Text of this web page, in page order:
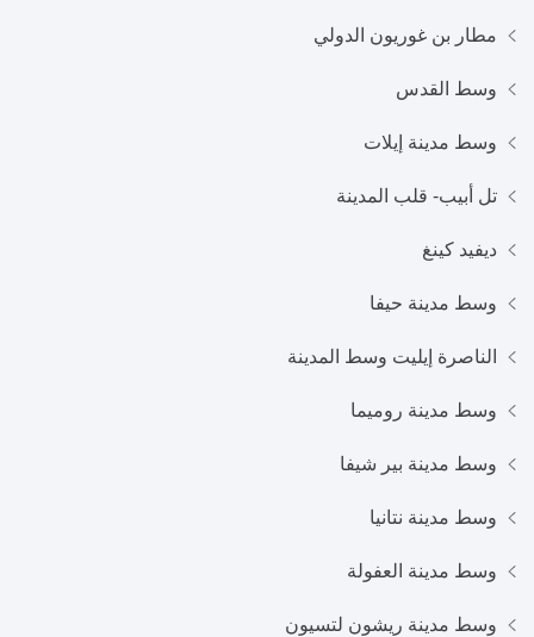
مطار بن غوريون الدولي
وسط القدس
وسط مدينة إيلات
تل أبيب- قلب المدينة
ديفيد كينغ
وسط مدينة حيفا
الناصرة إيليت وسط المدينة
وسط مدينة روميما
وسط مدينة بير شيفا
وسط مدينة نتانيا
وسط مدينة العفولة
وسط مدينة ريشون لتسيون